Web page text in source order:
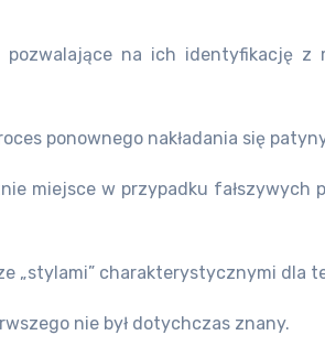
na ich identyfikację z
ponownego nakładania się
miejsce w przypadku
„stylami” charakterystycznymi dla
nie był dotychczas znany.